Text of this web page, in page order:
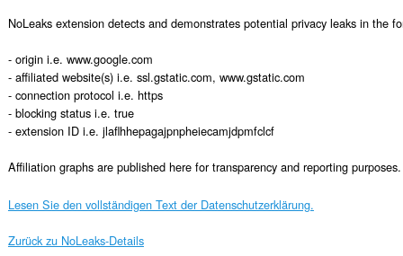
NoLeaks extension detects and demonstrates potential privacy leaks in the
- origin i.e. www.google.com
- affiliated website(s) i.e. ssl.gstatic.com, www.gstatic.com
- connection protocol i.e. https
- blocking status i.e. true
- extension ID i.e. jlaflhhepagajpnpheiecamjdpmfclcf
Affiliation graphs are published here for transparency and reporting purposes.
Lesen Sie den vollständigen Text der Datenschutzerklärung.
Zurück zu NoLeaks-Details